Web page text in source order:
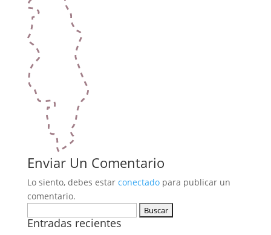
Enviar Un Comentario
Lo siento, debes estar conectadopara publicar un
comentario.
Entradas recientes